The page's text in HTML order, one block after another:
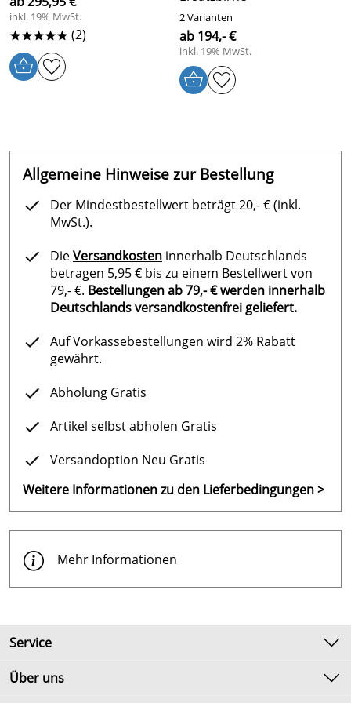
Wels, Österreich, office@neptun-int.com
inkl. 19% MwSt.
***** (2)
2 Varianten
ab 194,- €
inkl. 19% MwSt.
Allgemeine Hinweise zur Bestellung
Der Mindestbestellwert beträgt 20,- € (inkl.
MwSt.).
DieVersandkosten innerhalb Deutschlands
betragen 5,95 € bis zu einem Bestellwert von
79,- €. Bestellungen ab 79,- € werden innerhalb
Deutschlands versandkostenfrei geliefert.
Auf Vorkassebestellungen wird 2% Rabatt
gewährt.
Abholung Gratis
Artikel selbst abholen Gratis
Versandoption Neu Gratis
Weitere Informationen zu den Lieferbedingungen >
Mehr Informationen
Service
Kontakt
Über uns